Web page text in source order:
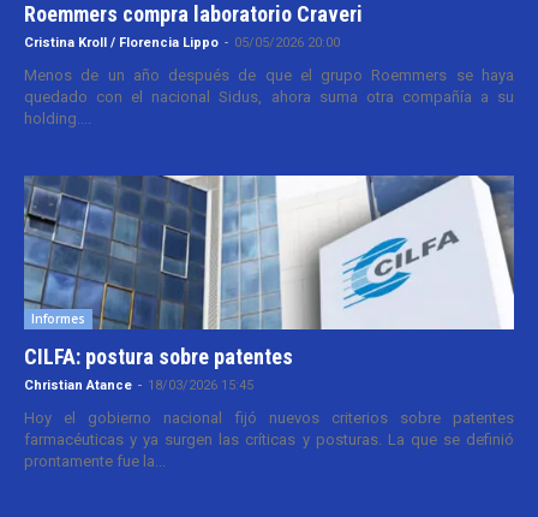
Roemmers compra laboratorio Craveri
Cristina Kroll / Florencia Lippo - 05/05/2026 20:00
Menos de un año después de que el grupo Roemmers se haya
quedado con el nacional Sidus, ahora suma otra compañía a su
holding....
Informes
CILFA: postura sobre patentes
Christian Atance - 18/03/2026 15:45
Hoy el gobierno nacional fijó nuevos criterios sobre patentes
farmacéuticas y ya surgen las críticas y posturas. La que se definió
prontamente fue la...